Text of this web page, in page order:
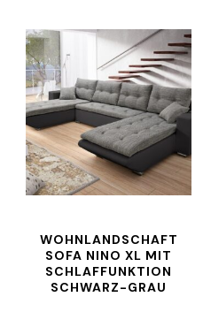
WOHNLANDSCHAFT
SOFA NINO XL MIT
SCHLAFFUNKTION
SCHWARZ-GRAU